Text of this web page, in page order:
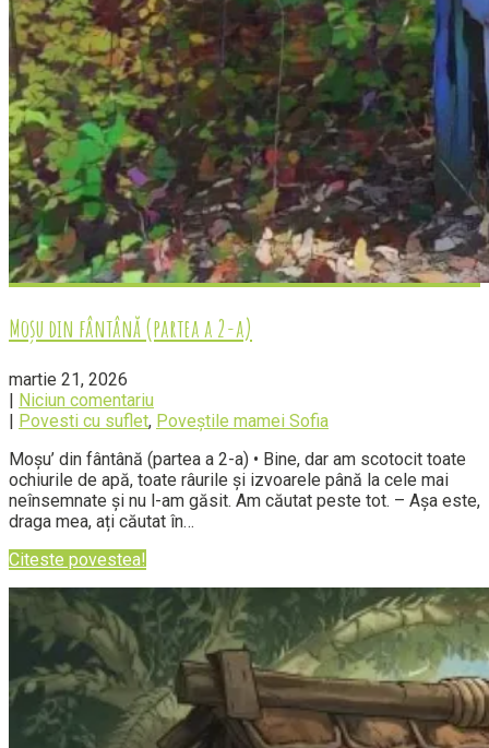
Moșu din fântână (partea a 2-a)
martie 21, 2026
| Niciun comentariu
| Povesti cu suflet, Poveștile mamei Sofia
Moșu’ din fântână (partea a 2-a) • Bine, dar am scotocit toate
ochiurile de apă, toate râurile și izvoarele până la cele mai
neînsemnate și nu l-am găsit. Am căutat peste tot. – Așa este,
draga mea, ați căutat în…
Citeste povestea!